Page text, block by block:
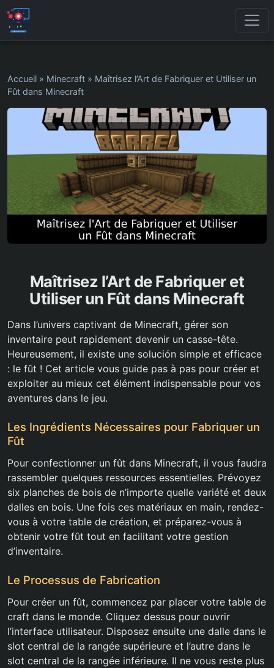
Accueil » Minecraft » Maîtrisez l’Art de Fabriquer et Utiliser un
Fût dans Minecraft
Maîtrisez l’Art de Fabriquer et
Utiliser un Fût dans Minecraft
Dans l’univers captivant de Minecraft, gérer son
inventaire peut rapidement devenir un casse-tête.
Heureusement, il existe une solución simple et efficace
: le fût ! Cet article vous guide pas à pas pour créer et
exploiter au mieux cet élément indispensable pour vos
aventures dans le jeu.
Les Ingrédients Nécessaires pour Fabriquer un
Fût
Pour confectionner un fût dans Minecraft, il vous faudra
rassembler quelques ressources essentielles. Prévoyez
six planches de bois de n’importe quelle variété et deux
dalles en bois. Une fois ces matériaux en main, rendez-
vous à votre table de création, et préparez-vous à
obtenir votre fût tout en facilitant votre gestion
d’inventaire.
Le Processus de Fabrication
Pour créer un fût, commencez par placer votre table de
craft dans le monde. Cliquez dessus pour ouvrir
l’interface utilisateur. Disposez ensuite une dalle dans le
slot central de la rangée supérieure et l’autre dans le
slot central de la rangée inférieure. Il ne vous reste plus